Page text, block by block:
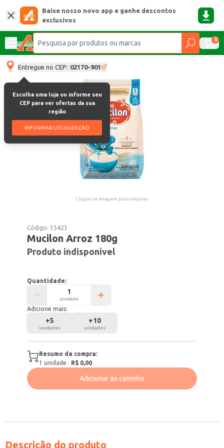
Baixe nosso novo app e ganhe descontos
exclusivos
0
Entregue no CEP: 02170-901
Escolha uma loja ou informe seu
CEP para ver ofertas da sua
região
INFORMAR LOCALIZAÇÃO
Clique na imagem para ampliar.
Código: 15423
Mucilon Arroz 180g
Produto indisponível
Quantidade:
unidade
Adicione mais:
+5
unidades
+10
unidades
Resumo da compra:
1 unidade · R$ 0,00
Adicionar ao carrinho
Descrição do produto